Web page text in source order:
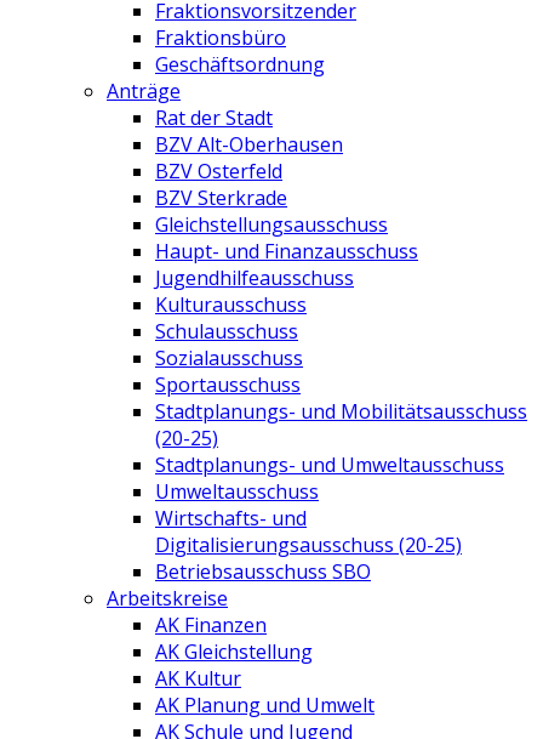
Fraktionsvorsitzender
Fraktionsbüro
Geschäftsordnung
Anträge
Rat der Stadt
BZV Alt-Oberhausen
BZV Osterfeld
BZV Sterkrade
Gleichstellungsausschuss
Haupt- und Finanzausschuss
Jugendhilfeausschuss
Kulturausschuss
Schulausschuss
Sozialausschuss
Sportausschuss
Stadtplanungs- und Mobilitätsausschuss
(20-25)
Stadtplanungs- und Umweltausschuss
Umweltausschuss
Wirtschafts- und
Digitalisierungsausschuss (20-25)
Betriebsausschuss SBO
Arbeitskreise
AK Finanzen
AK Gleichstellung
AK Kultur
AK Planung und Umwelt
AK Schule und Jugend